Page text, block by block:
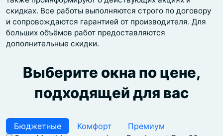
скидках. Все работы выполняются строго по договору
и сопровождаются гарантией от производителя. Для
больших объёмов работ предоставляются
дополнительные скидки.
Выберите окна по цене,
подходящей для вас
Бюджетные Комфорт
Премиум